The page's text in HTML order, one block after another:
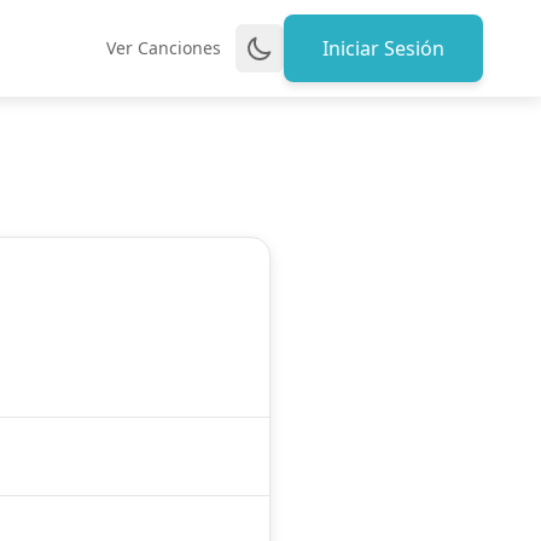
Ver Canciones Iniciar Sesión